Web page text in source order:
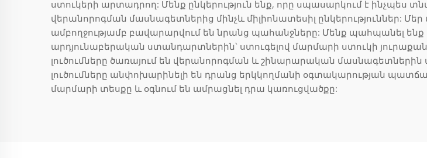
4լ, 18լ
ստուկերի արտադրող: Մենք ընկերություն ենք, որը սպասարկում է ինչպես
վերանորոգման մասնագետներից մինչև միլիոնատեսիլ ընկերություններ:
ամբողջությամբ բավարարվում են նրանց պահանջները: Մենք պահպանել
արդյունաբերական ստանդարտներին՝ ստուգելով մարմարի ստուկի
լուծումները ծառայում են վերանորոգման և շինարարական
լուծումները անփոխարինելի են դրանց երկկողմանի օգտակարության
մարմարի տեսքը և օգնում են ամրացնել դրա կառուցվածքը: